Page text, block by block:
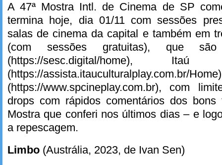
A 47ª Mostra Intl. de Cinema de SP
termina hoje, dia 01/11 com sessões
salas de cinema da capital e também em
(com sessões gratuitas), que
(https://sesc.digital/home),
(https://assista.itauculturalplay.com.br/
(https://www.spcineplay.com.br), com
drops com rápidos comentários dos
Mostra que conferi nos últimos dias – e
a repescagem.
Limbo (Austrália, 2023, de Ivan Sen)